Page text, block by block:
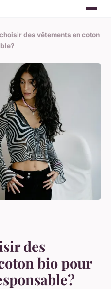
des vêtements en coton
des
bio pour